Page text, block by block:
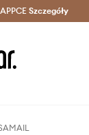
nawet w 24h >
Szczegóły